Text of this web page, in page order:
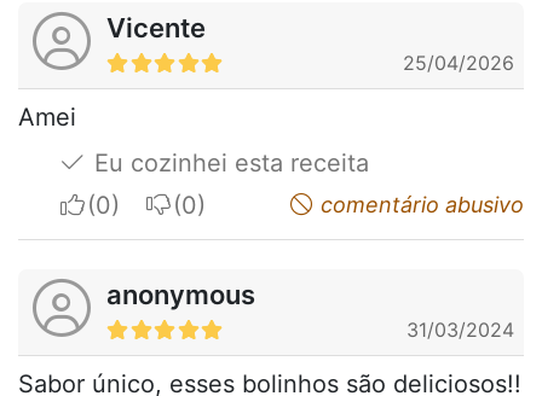
Vicente
25/04/2026
Amei
Eu cozinhei esta receita
I apreciateI do not appreciatecomentário abusivo
anonymous
31/03/2024
Sabor único, esses bolinhos são deliciosos!!